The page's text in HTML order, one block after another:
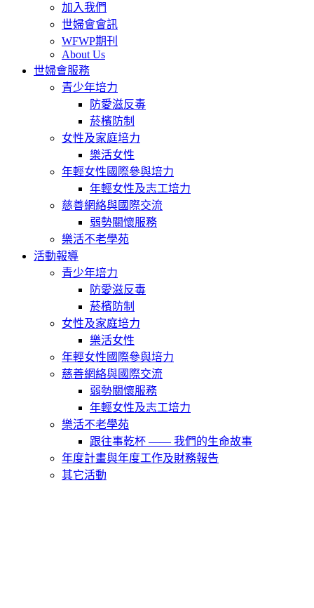
加入我們
世婦會會訊
WFWP期刊
About Us
世婦會服務
青少年培力
防愛滋反毒
菸檳防制
女性及家庭培力
樂活女性
年輕女性國際參與培力
年輕女性及志工培力
慈善網絡與國際交流
弱勢關懷服務
樂活不老學苑
活動報導
青少年培力
防愛滋反毒
菸檳防制
女性及家庭培力
樂活女性
年輕女性國際參與培力
慈善網絡與國際交流
弱勢關懷服務
年輕女性及志工培力
樂活不老學苑
跟往事乾杯 —— 我們的生命故事
年度計畫與年度工作及財務報告
其它活動